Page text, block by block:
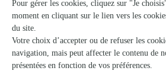
Voir la boutique